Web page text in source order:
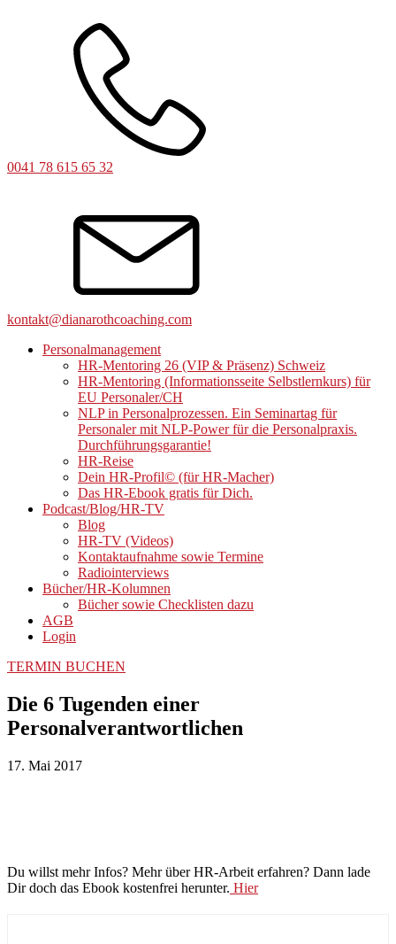
0041 78 615 65 32
kontakt@dianarothcoaching.com
Personalmanagement
HR-Mentoring 26 (VIP & Präsenz) Schweiz
HR-Mentoring (Informationsseite Selbstlernkurs) für
EU Personaler/CH
NLP in Personalprozessen. Ein Seminartag für
Personaler mit NLP-Power für die Personalpraxis.
Durchführungsgarantie!
HR-Reise
Dein HR-Profil© (für HR-Macher)
Das HR-Ebook gratis für Dich.
Podcast/Blog/HR-TV
Blog
HR-TV (Videos)
Kontaktaufnahme sowie Termine
Radiointerviews
Bücher/HR-Kolumnen
Bücher sowie Checklisten dazu
AGB
Login
TERMIN BUCHEN
Die 6 Tugenden einer
Personalverantwortlichen
17. Mai 2017
Du willst mehr Infos? Mehr über HR-Arbeit erfahren? Dann lade
Dir doch das Ebook kostenfrei herunter. Hier